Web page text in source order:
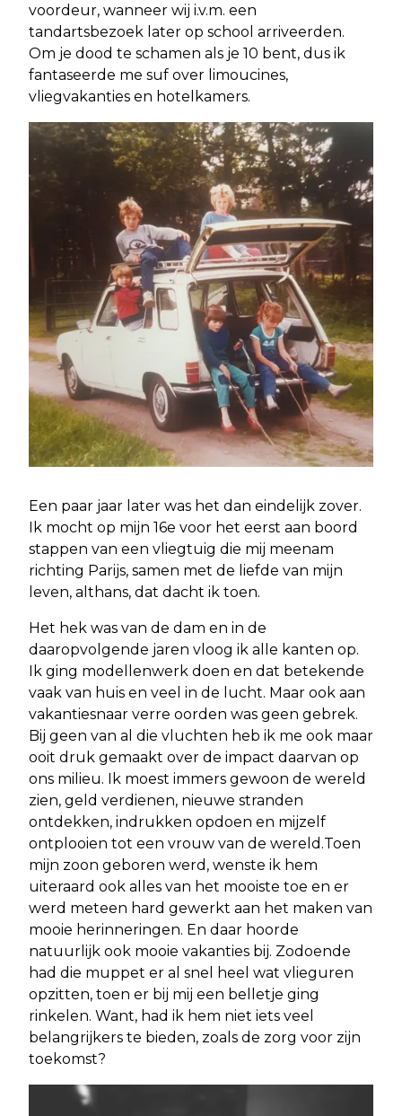
voordeur, wanneer wij i.v.m. een
tandartsbezoek later op school arriveerden.
Om je dood te schamen als je 10 bent, dus ik
fantaseerde me suf over limoucines,
vliegvakanties en hotelkamers.
Een paar jaar later was het dan eindelijk zover.
Ik mocht op mijn 16e voor het eerst aan boord
stappen van een vliegtuig die mij meenam
richting Parijs, samen met de liefde van mijn
leven, althans, dat dacht ik toen.
Het hek was van de dam en in de
daaropvolgende jaren vloog ik alle kanten op.
Ik ging modellenwerk doen en dat betekende
vaak van huis en veel in de lucht. Maar ook aan
vakantiesnaar verre oorden was geen gebrek.
Bij geen van al die vluchten heb ik me ook maar
ooit druk gemaakt over de impact daarvan op
ons milieu. Ik moest immers gewoon de wereld
zien, geld verdienen, nieuwe stranden
ontdekken, indrukken opdoen en mijzelf
ontplooien tot een vrouw van de wereld.Toen
mijn zoon geboren werd, wenste ik hem
uiteraard ook alles van het mooiste toe en er
werd meteen hard gewerkt aan het maken van
mooie herinneringen. En daar hoorde
natuurlijk ook mooie vakanties bij. Zodoende
had die muppet er al snel heel wat vlieguren
opzitten, toen er bij mij een belletje ging
rinkelen. Want, had ik hem niet iets veel
belangrijkers te bieden, zoals de zorg voor zijn
toekomst?